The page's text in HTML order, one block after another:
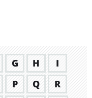
G H
I
P Q
R